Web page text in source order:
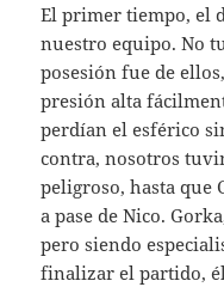
El primer tiempo, el
nuestro equipo. No
posesión fue de
presión alta
perdían el esférico
contra, nosotros
peligroso, hasta que
a pase de Nico.
pero siendo
finalizar el partido,